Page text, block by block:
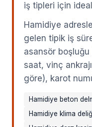
iş tipleri için
Hamidiye
gelen tipik iş
asansör
saat, vinç
göre), karot
Hamidiye beton
Hamidiye klima